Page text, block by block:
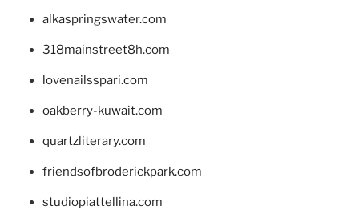
alkaspringswater.com
318mainstreet8h.com
lovenailsspari.com
oakberry-kuwait.com
quartzliterary.com
friendsofbroderickpark.com
studiopiattellina.com